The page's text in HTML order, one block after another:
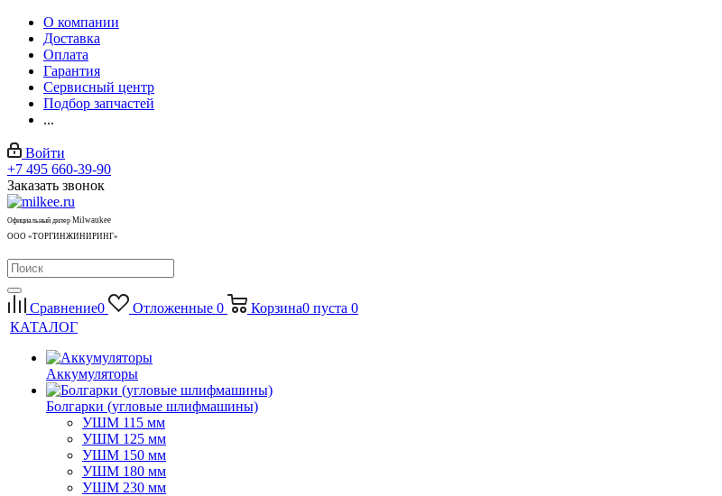
О компании
Доставка
Оплата
Гарантия
Сервисный центр
Подбор запчастей
...
Войти
+7 495 660-39-90
Заказать звонок
Официальный дилер Milwaukee
ООО «ТОРГИНЖИНИРИНГ»
Сравнение0 Отложенные 0 Корзина0 пуста 0
КАТАЛОГ
Аккумуляторы
Болгарки (угловые шлифмашины)
УШМ 115 мм
УШМ 125 мм
УШМ 150 мм
УШМ 180 мм
УШМ 230 мм